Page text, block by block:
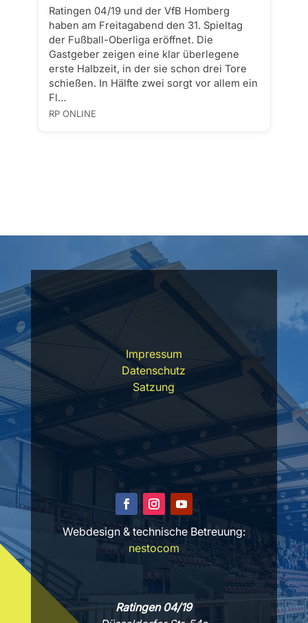
Ratingen 04/19 und der VfB Homberg
haben am Freitagabend den 31. Spieltag
der Fußball-Oberliga eröffnet. Die
Gastgeber zeigen eine klar überlegene
erste Halbzeit, in der sie schon drei Tore
schießen. In Hälfte zwei sorgt vor allem ein
Fl…
RP ONLINE
Impressum
Datenschutz
Satzung
Webdesign & technische Betreuung:
nestocom
Ratingen 04/19